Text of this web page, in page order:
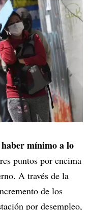
mínimo a lo
puntos por encima
A través de la
de los
por desempleo,